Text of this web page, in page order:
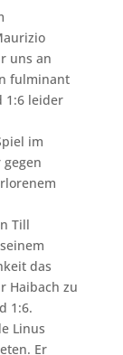
uns an
fulminant
1:6 leider
im
Till
das
Haibach zu
1:6.
Linus
Er